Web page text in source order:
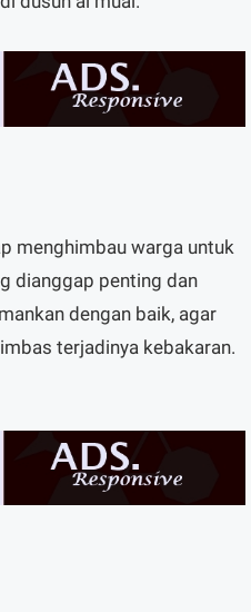
menghimbau warga untuk
dianggap penting dan
dengan baik, agar
terjadinya kebakaran.